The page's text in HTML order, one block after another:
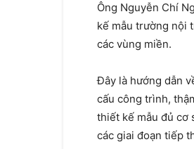
Ông Nguyễn Chí
kế mẫu trường nội
các vùng miền.
Đây là hướng dẫn
cấu công trình,
thiết kế mẫu đủ cơ
các giai đoạn tiếp